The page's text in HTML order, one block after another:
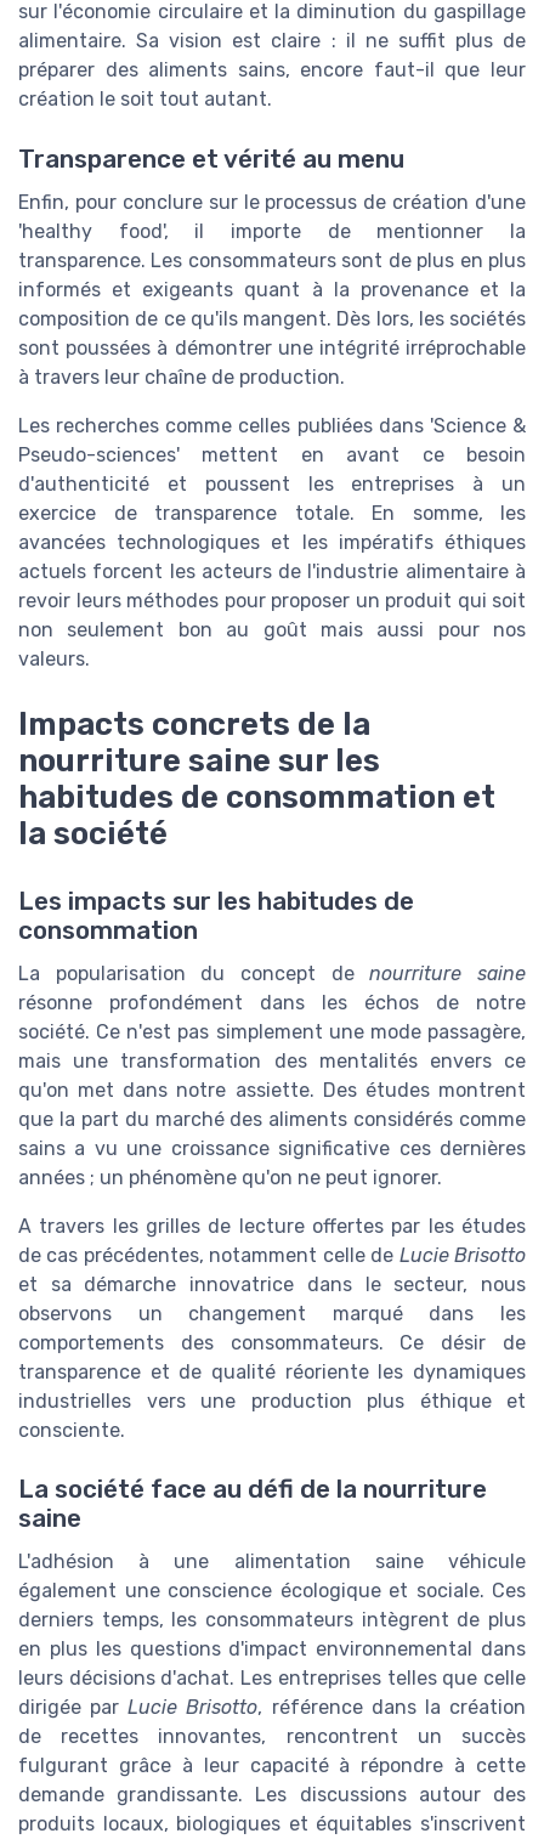
sur l'économie circulaire et la diminution du gaspillage
alimentaire. Sa vision est claire : il ne suffit plus de
préparer des aliments sains, encore faut-il que leur
création le soit tout autant.
Transparence et vérité au menu
Enfin, pour conclure sur le processus de création d'une
'healthy food', il importe de mentionner la
transparence. Les consommateurs sont de plus en plus
informés et exigeants quant à la provenance et la
composition de ce qu'ils mangent. Dès lors, les sociétés
sont poussées à démontrer une intégrité irréprochable
à travers leur chaîne de production.
Les recherches comme celles publiées dans 'Science &
Pseudo-sciences' mettent en avant ce besoin
d'authenticité et poussent les entreprises à un
exercice de transparence totale. En somme, les
avancées technologiques et les impératifs éthiques
actuels forcent les acteurs de l'industrie alimentaire à
revoir leurs méthodes pour proposer un produit qui soit
non seulement bon au goût mais aussi pour nos
valeurs.
Impacts concrets de la
nourriture saine sur les
habitudes de consommation et
la société
Les impacts sur les habitudes de
consommation
La popularisation du concept denourriture saine
résonne profondément dans les échos de notre
société. Ce n'est pas simplement une mode passagère,
mais une transformation des mentalités envers ce
qu'on met dans notre assiette. Des études montrent
que la part du marché des aliments considérés comme
sains a vu une croissance significative ces dernières
années ; un phénomène qu'on ne peut ignorer.
A travers les grilles de lecture offertes par les études
de cas précédentes, notamment celle de Lucie Brisotto
et sa démarche innovatrice dans le secteur, nous
observons un changement marqué dans les
comportements des consommateurs. Ce désir de
transparence et de qualité réoriente les dynamiques
industrielles vers une production plus éthique et
consciente.
La société face au défi de la nourriture
saine
L'adhésion à une alimentation saine véhicule
également une conscience écologique et sociale. Ces
derniers temps, les consommateurs intègrent de plus
en plus les questions d'impact environnemental dans
leurs décisions d'achat. Les entreprises telles que celle
dirigée parLucie Brisotto, référence dans la création
de recettes innovantes, rencontrent un succès
fulgurant grâce à leur capacité à répondre à cette
demande grandissante. Les discussions autour des
produits locaux, biologiques et équitables s'inscrivent